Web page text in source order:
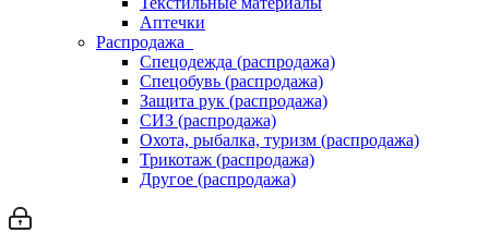
Аптечки
Распродажа
Спецодежда (распродажа)
Спецобувь (распродажа)
Защита рук (распродажа)
СИЗ (распродажа)
Охота, рыбалка, туризм (распродажа)
Трикотаж (распродажа)
Другое (распродажа)